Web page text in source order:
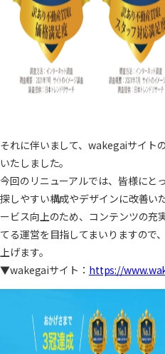
それに伴いまして、wakegaiサイト
いたしました。
今回のリニューアルでは、皆様にと
探しやすい構成やデザインに改善い
ービス向上のため、コンテンツの充
てる運営を目指してまいりますので
上げます。
▼wakegaiサイト： https://